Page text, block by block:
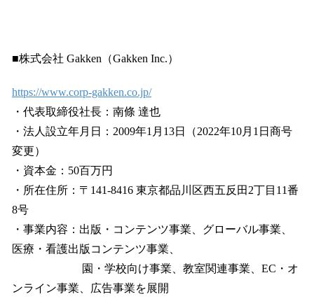
■株式会社 Gakken（Gakken Inc.）
https://www.corp-gakken.co.jp/
・代表取締役社長：南條 達也
・法人設立年月日：2009年1月13日（2022年10月1日商号
変更）
・資本金：50百万円
・所在住所：〒141-8416 東京都品川区西五反田2丁目11番
8号
・事業内容：出版・コンテンツ事業、グローバル事業、
医療・看護出版コンテンツ事業、
園・学校向け事業、教室関連事業、EC・オ
ンライン事業、広告事業を展開